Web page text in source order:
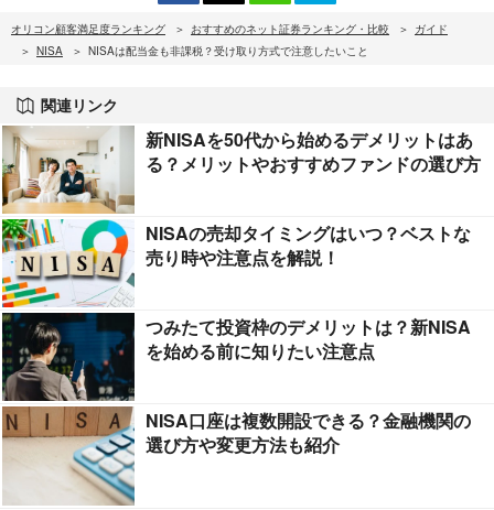
オリコン顧客満足度ランキング おすすめのネット証券ランキング・比較
ガイド
NISA
NISAは配当金も非課税？受け取り方式で注意したいこと
関連リンク
新NISAを50代から始めるデメリットはあ
る？メリットやおすすめファンドの選び方
NISAの売却タイミングはいつ？ベストな
売り時や注意点を解説！
つみたて投資枠のデメリットは？新NISA
を始める前に知りたい注意点
NISA口座は複数開設できる？金融機関の
選び方や変更方法も紹介